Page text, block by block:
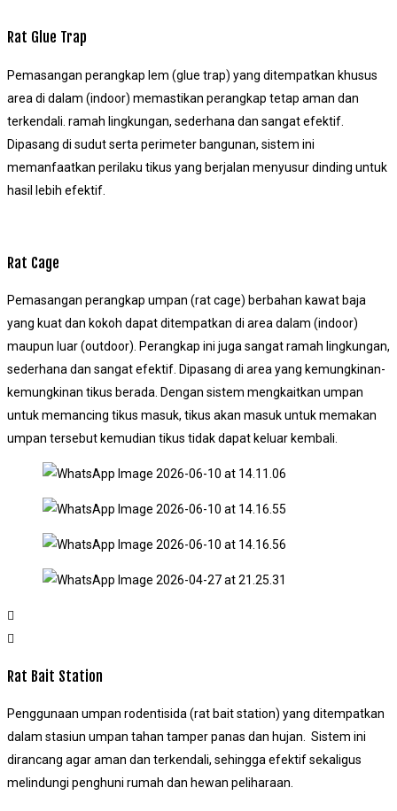
Rat Glue Trap
Pemasangan perangkap lem (glue trap) yang ditempatkan khusus
area di dalam (indoor) memastikan perangkap tetap aman dan
terkendali. ramah lingkungan, sederhana dan sangat efektif.
Dipasang di sudut serta perimeter bangunan, sistem ini
memanfaatkan perilaku tikus yang berjalan menyusur dinding untuk
hasil lebih efektif.
Rat Cage
Pemasangan perangkap umpan (rat cage) berbahan kawat baja
yang kuat dan kokoh dapat ditempatkan di area dalam (indoor)
maupun luar (outdoor). Perangkap ini juga sangat ramah lingkungan,
sederhana dan sangat efektif. Dipasang di area yang kemungkinan-
kemungkinan tikus berada. Dengan sistem mengkaitkan umpan
untuk memancing tikus masuk, tikus akan masuk untuk memakan
umpan tersebut kemudian tikus tidak dapat keluar kembali.
Rat Bait Station
Penggunaan umpan rodentisida (rat bait station) yang ditempatkan
dalam stasiun umpan tahan tamper panas dan hujan. Sistem ini
dirancang agar aman dan terkendali, sehingga efektif sekaligus
melindungi penghuni rumah dan hewan peliharaan.